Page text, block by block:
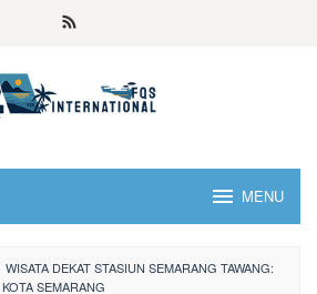
MENU
WISATA DEKAT STASIUN SEMARANG TAWANG:
SEMARANG